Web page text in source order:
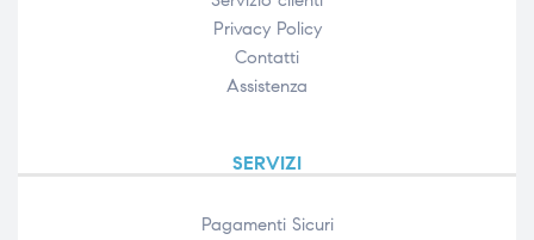
Privacy Policy
Contatti
Assistenza
SERVIZI
Pagamenti Sicuri